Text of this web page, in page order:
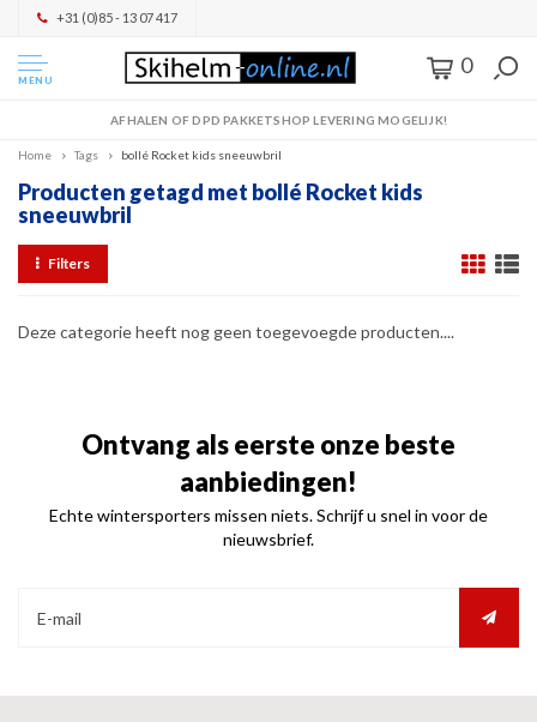
+31 (0)85 - 13 07 417
MENU
0
AFHALEN OF DPD PAKKETSHOP LEVERING MOGELIJK!
Home Tags bollé Rocket kids sneeuwbril
Producten getagd met bollé Rocket kids
sneeuwbril
Filters
Deze categorie heeft nog geen toegevoegde producten....
Ontvang als eerste onze beste
aanbiedingen!
Echte wintersporters missen niets. Schrijf u snel in voor de
nieuwsbrief.